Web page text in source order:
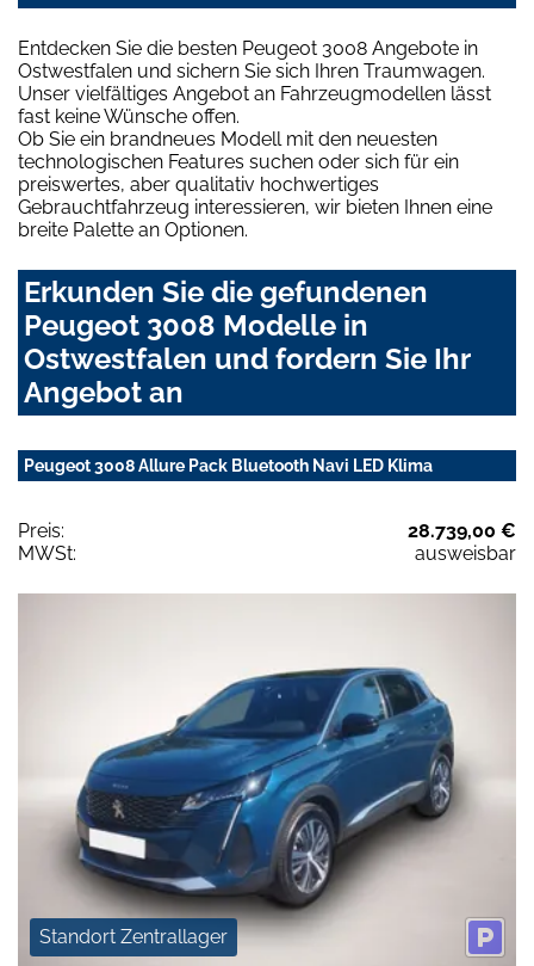
Entdecken Sie die besten Peugeot 3008 Angebote in
Ostwestfalen und sichern Sie sich Ihren Traumwagen.
Unser vielfältiges Angebot an Fahrzeugmodellen lässt
fast keine Wünsche offen.
Ob Sie ein brandneues Modell mit den neuesten
technologischen Features suchen oder sich für ein
preiswertes, aber qualitativ hochwertiges
Gebrauchtfahrzeug interessieren, wir bieten Ihnen eine
breite Palette an Optionen.
Erkunden Sie die gefundenen
Peugeot 3008 Modelle in
Ostwestfalen und fordern Sie Ihr
Angebot an
Peugeot 3008 Allure Pack Bluetooth Navi LED Klima
Preis:
28.739,00 €
MWSt:
ausweisbar
Standort Zentrallager